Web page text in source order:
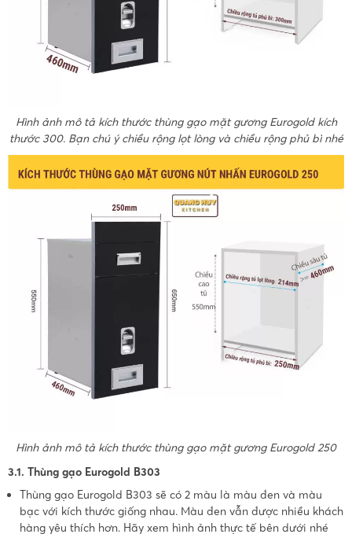
Hình ảnh mô tả kích thước thùng gạo mặt gương Eurogold kích
thước 300. Bạn chú ý chiều rộng lọt lòng và chiều rộng phủ bì nhé
Hình ảnh mô tả kích thước thùng gạo mặt gương Eurogold 250
3.1. Thùng gạo Eurogold B303
Thùng gạo Eurogold B303 sẽ có 2 màu là màu đen và màu
bạc với kích thước giống nhau. Màu đen vẫn được nhiều khách
hàng yêu thích hơn. Hãy xem hình ảnh thực tế bên dưới nhé